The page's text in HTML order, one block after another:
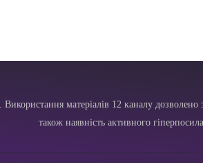
матеріалів 12 каналу
також наявність активного